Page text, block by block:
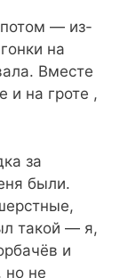
— из-
на
Вместе
и на гроте ,
за
были.
такой — я,
и
но не